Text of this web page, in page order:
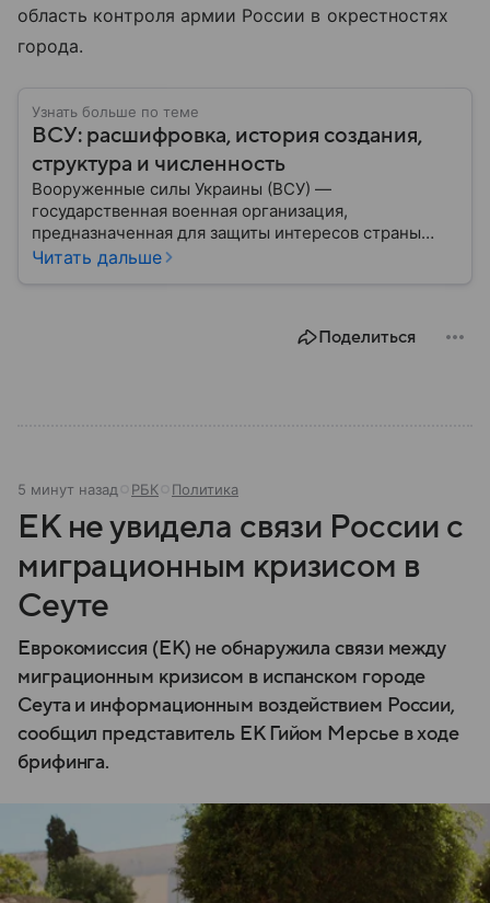
область контроля армии России в окрестностях
города.
Узнать больше по теме
ВСУ: расшифровка, история создания,
структура и численность
Вооруженные силы Украины (ВСУ) —
государственная военная организация,
предназначенная для защиты интересов страны
военным путем. Была создана после
Читать дальше
Поделиться
5 минут назад РБК Политика
ЕК не увидела связи России с
миграционным кризисом в
Сеуте
Еврокомиссия (ЕК) не обнаружила связи между
миграционным кризисом в испанском городе
Сеута и информационным воздействием России,
сообщил представитель ЕК Гийом Мерсье в ходе
брифинга.